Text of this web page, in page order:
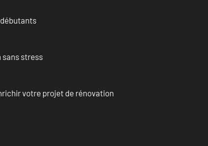
sans stress
votre projet de rénovation